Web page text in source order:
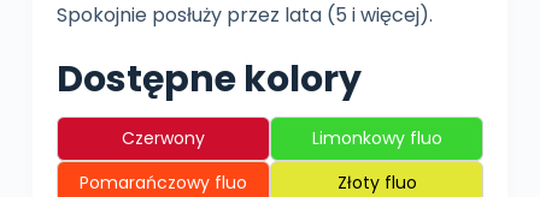
Spokojnie posłuży przez lata (5 i więcej).
Dostępne kolory
Czerwony
Limonkowy fluo
Pomarańczowy fluo
Złoty fluo